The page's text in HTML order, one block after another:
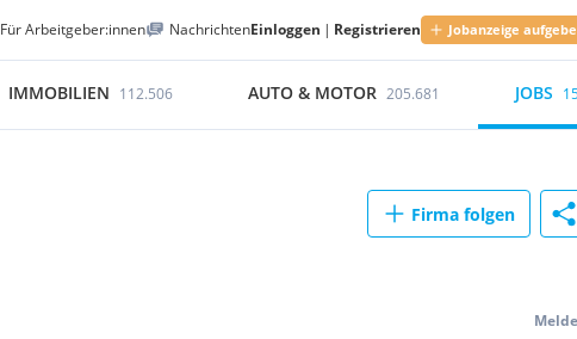
Für Arbeitgeber:innen NachrichtenEinloggen | Registrieren Jobanzeige
IMMOBILIEN 112.506 AUTO & MOTOR 205.681 JOBS
Firma folgen